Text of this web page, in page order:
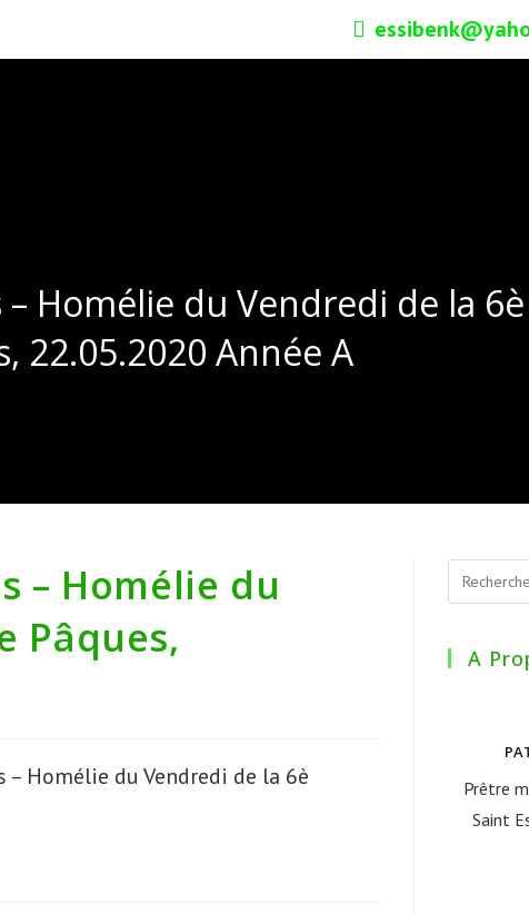
Homélie du Vendredi de la
22.05.2020 Année A
– Homélie du
Pâques,
A
Prêtre
Saint